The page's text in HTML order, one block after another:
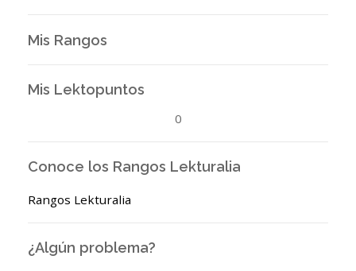
Mis Rangos
Mis Lektopuntos
0
Conoce los Rangos Lekturalia
Rangos Lekturalia
¿Algún problema?